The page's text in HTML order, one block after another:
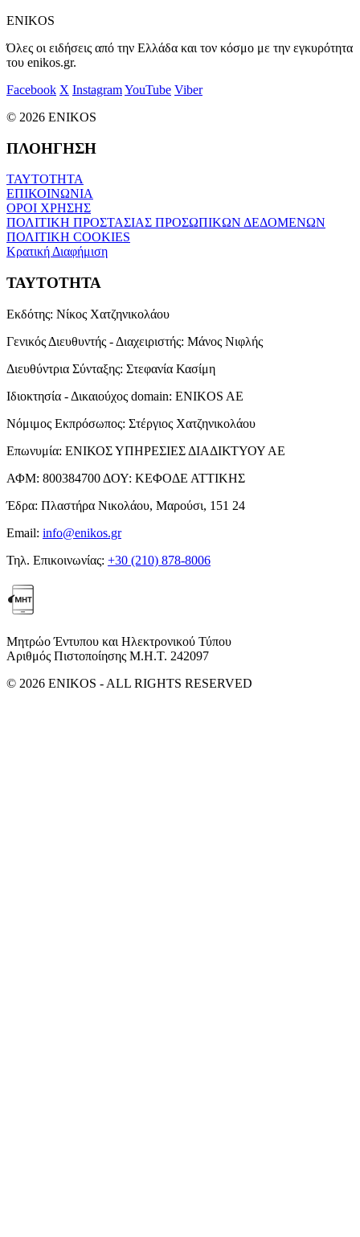
ENIKOS
Όλες οι ειδήσεις από την Ελλάδα και τον κόσμο με την εγκυρότητα
του enikos.gr.
Facebook X InstagramYouTube Viber
© 2026 ENIKOS
ΠΛΟΗΓΗΣΗ
ΤΑΥΤΟΤΗΤΑ
ΕΠΙΚΟΙΝΩΝΙΑ
ΟΡΟΙ ΧΡΗΣΗΣ
ΠΟΛΙΤΙΚΗ ΠΡΟΣΤΑΣΙΑΣ ΠΡΟΣΩΠΙΚΩΝ ΔΕΔΟΜΕΝΩΝ
ΠΟΛΙΤΙΚΗ COOKIES
Κρατική Διαφήμιση
ΤΑΥΤΟΤΗΤΑ
Εκδότης: Νίκος Χατζηνικολάου
Γενικός Διευθυντής - Διαχειριστής: Μάνος Νιφλής
Διευθύντρια Σύνταξης: Στεφανία Κασίμη
Ιδιοκτησία - Δικαιούχος domain: ENIKOS AE
Νόμιμος Εκπρόσωπος: Στέργιος Χατζηνικολάου
Επωνυμία: ΕΝΙΚΟΣ ΥΠΗΡΕΣΙΕΣ ΔΙΑΔΙΚΤΥΟΥ ΑΕ
ΑΦΜ: 800384700 ΔΟΥ: ΚΕΦΟΔΕ ΑΤΤΙΚΗΣ
Έδρα: Πλαστήρα Νικολάου, Μαρούσι, 151 24
Email: info@enikos.gr
Τηλ. Επικοινωνίας: +30 (210) 878-8006
Μητρώο Έντυπου και Ηλεκτρονικού Τύπου
Αριθμός Πιστοποίησης Μ.Η.Τ. 242097
© 2026 ENIKOS - ALL RIGHTS RESERVED